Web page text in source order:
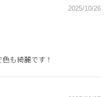
2025/10/26
も綺麗です！